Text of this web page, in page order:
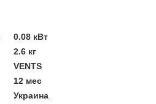
0.08 кВт
2.6 кг
VENTS
12 мес
Украина